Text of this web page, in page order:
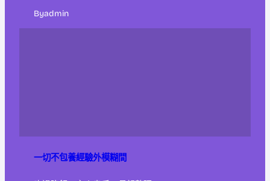
Byadmin
一切不包養經驗外模糊間